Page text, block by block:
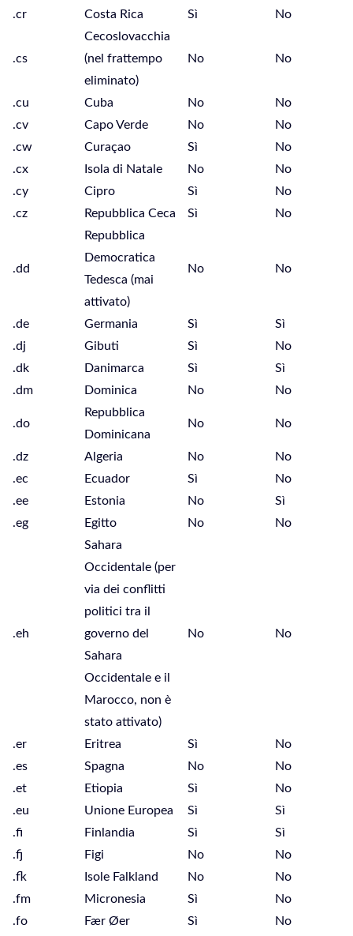
.cr
Costa Rica Sì No
.cs
Cecoslovacchia
(nel frattempo
eliminato)
No No
.cu Cuba No
No
.cv
Capo Verde No
No
.cw
Curaçao Sì
No
.cx
Isola di Natale No
No
.cy
Cipro Sì
No
.cz
Repubblica Ceca Sì No
.dd
Repubblica
Democratica
Tedesca (mai
attivato)
No No
.de Germania Sì
Sì
.dj
Gibuti Sì
No
.dk
Danimarca Sì
Sì
.dm
Dominica No No
.do
Repubblica
Dominicana
No No
.dz Algeria No
No
.ec
Ecuador Sì
No
.ee
Estonia No
Sì
.eg
Egitto No No
.eh
Sahara
Occidentale (per
via dei conflitti
politici tra il
governo del
Sahara
Occidentale e il
Marocco, non è
stato attivato)
No No
.er Eritrea Sì
No
.es
Spagna No
No
.et
Etiopia Sì
No
.eu
Unione Europea Sì
Sì
.fi
Finlandia Sì
Sì
.fj
Figi No
No
.fk
Isole Falkland No
No
.fm
Micronesia Sì
No
.fo
Fær Øer Sì
No